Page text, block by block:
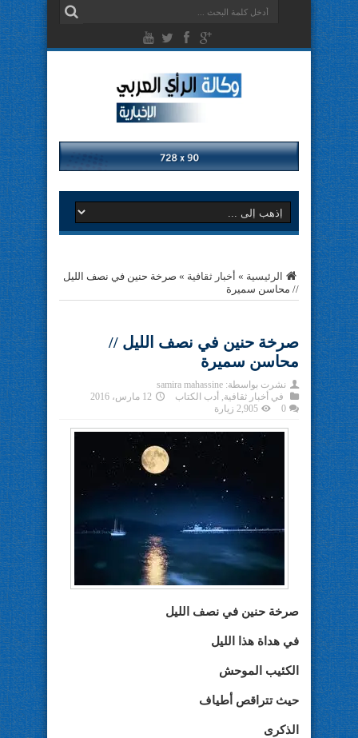
الرئيسية » أخبار ثقافية » صرخة حنين في نصف الليل
// محاسن سميرة
صرخة حنين في نصف الليل //
محاسن سميرة
نشرت بواسطة: samira mahassine
في أخبار ثقافية, أدب الكتاب
12 مارس، 2016
0
2,905 زيارة
صرخة حنين في نصف الليل
في هداة هذا الليل
الكئيب الموحش
حيث تتراقص أطياف
الذكرى